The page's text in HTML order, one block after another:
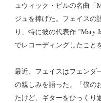
ュウィック・ビルの名曲「
ジュを捧げた。フェイスの
り、特に彼の代表作 "Mary
でレコーディングしたこと
最近、フェイスはフェンダ
の親しみを語った。「僕の
たけど、ギターをひっくり